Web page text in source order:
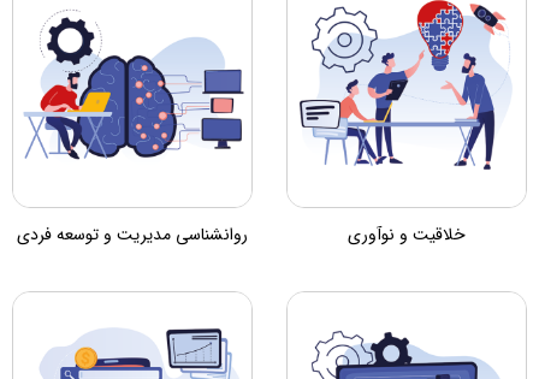
خلاقیت و نوآوری روانشناسی مدیریت و توسعه فردی